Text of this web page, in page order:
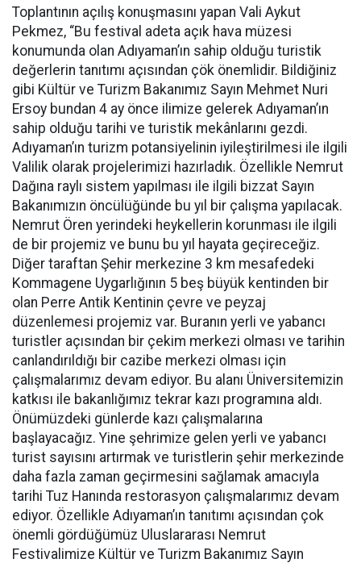
Toplantının açılış konuşmasını yapan Vali Aykut
Pekmez, “Bu festival adeta açık hava müzesi
konumunda olan Adıyaman’ın sahip olduğu turistik
değerlerin tanıtımı açısından çök önemlidir. Bildiğiniz
gibi Kültür ve Turizm Bakanımız Sayın Mehmet Nuri
Ersoy bundan 4 ay önce ilimize gelerek Adıyaman’ın
sahip olduğu tarihi ve turistik mekânlarını gezdi.
Adıyaman’ın turizm potansiyelinin iyileştirilmesi ile ilgili
Valilik olarak projelerimizi hazırladık. Özellikle Nemrut
Dağına raylı sistem yapılması ile ilgili bizzat Sayın
Bakanımızın öncülüğünde bu yıl bir çalışma yapılacak.
Nemrut Ören yerindeki heykellerin korunması ile ilgili
de bir projemiz ve bunu bu yıl hayata geçireceğiz.
Diğer taraftan Şehir merkezine 3 km mesafedeki
Kommagene Uygarlığının 5 beş büyük kentinden bir
olan Perre Antik Kentinin çevre ve peyzaj
düzenlemesi projemiz var. Buranın yerli ve yabancı
turistler açısından bir çekim merkezi olması ve tarihin
canlandırıldığı bir cazibe merkezi olması için
çalışmalarımız devam ediyor. Bu alanı Üniversitemizin
katkısı ile bakanlığımız tekrar kazı programına aldı.
Önümüzdeki günlerde kazı çalışmalarına
başlayacağız. Yine şehrimize gelen yerli ve yabancı
turist sayısını artırmak ve turistlerin şehir merkezinde
daha fazla zaman geçirmesini sağlamak amacıyla
tarihi Tuz Hanında restorasyon çalışmalarımız devam
ediyor. Özellikle Adıyaman’ın tanıtımı açısından çok
önemli gördüğümüz Uluslararası Nemrut
Festivalimize Kültür ve Turizm Bakanımız Sayın